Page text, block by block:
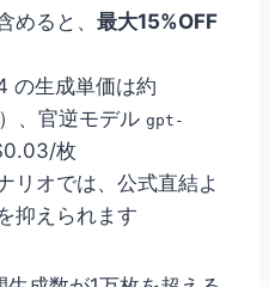
めると、 最大15%OFF
の生成単価は約
、官逆モデル gpt-
枚
リオでは、公式直結よ
抑えられます